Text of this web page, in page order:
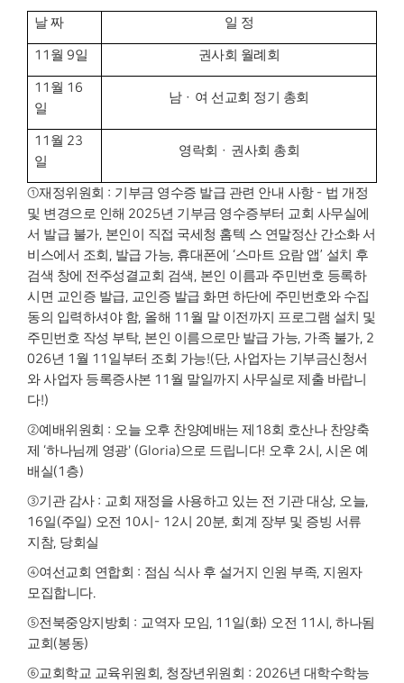
날 짜 일 정
11 월 9일 권사회 월례회
11 월 16
일
남 · 여 선교회 정기 총회
11 월 23
일
영락회 · 권사회 총회
①재정위원회 : 기부금 영수증 발급 관련 안내 사항 - 법 개정
및 변경으로 인해 2025년 기부금 영수증부터 교회 사무실에
서 발급 불가, 본인이 직접 국세청 홈텍 스 연말정산 간소화 서
비스에서 조회 , 발급 가능, 휴대폰에 ‘스마트 요람 앱’ 설치 후
검색 창에 전주성결교회 검색, 본인 이름과 주민번호 등록하
시면 교인증 발급, 교인증 발급 화면 하단에 주민번호와 수집
동의 입력하셔야 함, 올해 11 월 말 이전까지 프로그램 설치 및
주민번호 작성 부탁, 본인 이름으로만 발급 가능, 가족 불가, 2
026년 1 월 11 일부터 조회 가능!(단, 사업자는 기부금신청서
와 사업자 등록증사본 11 월 말일까지 사무실로 제출 바랍니
다!)
②예배위원회 : 오늘 오후 찬양예배는 제 18회 호산나 찬양축
제 ‘하나님께 영광' (Gloria)으로 드립니다! 오후 2시 , 시온 예
배실(1 층)
③기관 감사 : 교회 재정을 사용하고 있는 전 기관 대상, 오늘,
16일(주일) 오전 10시 - 12시 20분, 회계 장부 및 증빙 서류
지참, 당회실
④여선교회 연합회 : 점심 식사 후 설거지 인원 부족, 지원자
모집합니다.
⑤전북중앙지방회 : 교역자 모임, 11 일(화) 오전 11시 , 하나됨
교회 (봉동)
⑥교회학교 교육위원회 , 청장년위원회 : 2026년 대학수학능